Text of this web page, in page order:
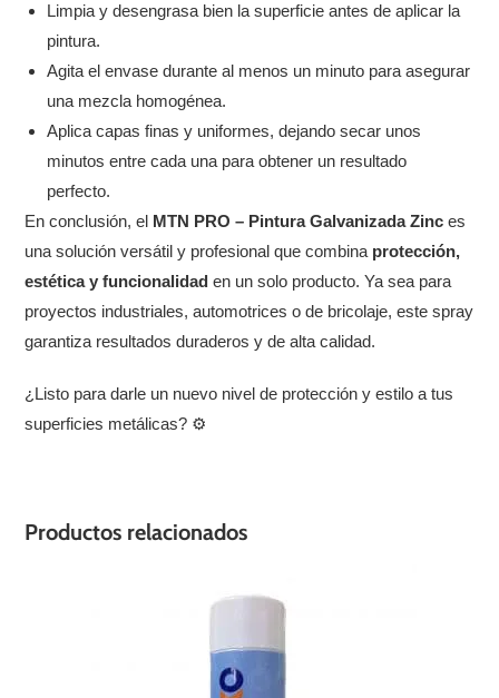
Limpia y desengrasa bien la superficie antes de aplicar la
pintura.
Agita el envase durante al menos un minuto para asegurar
una mezcla homogénea.
Aplica capas finas y uniformes, dejando secar unos
minutos entre cada una para obtener un resultado
perfecto.
En conclusión, el MTN PRO – Pintura Galvanizada Zinc es
una solución versátil y profesional que combina protección,
estética y funcionalidad en un solo producto. Ya sea para
proyectos industriales, automotrices o de bricolaje, este spray
garantiza resultados duraderos y de alta calidad.
¿Listo para darle un nuevo nivel de protección y estilo a tus
superficies metálicas? ⚙️
Productos relacionados